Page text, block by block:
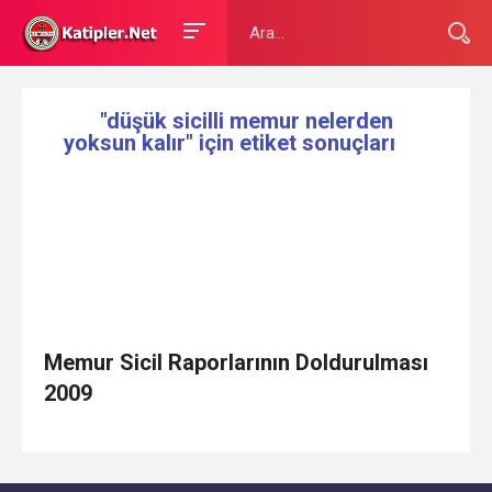
"düşük sicilli memur nelerden
yoksun kalır" için etiket sonuçları
Memur Sicil Raporlarının Doldurulması
2009